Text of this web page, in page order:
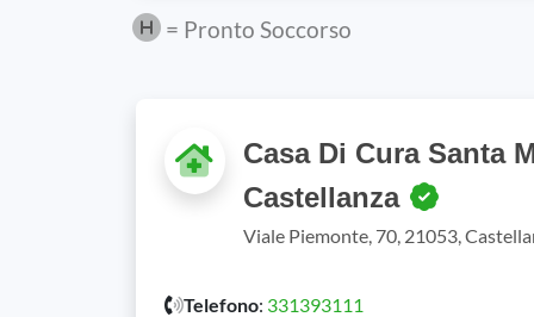
= Pronto Soccorso
Casa Di Cura Santa
Castellanza
Viale Piemonte, 70, 21053,
Telefono: 331393111